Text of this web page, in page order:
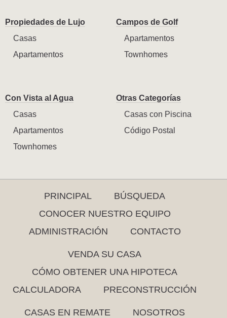
Propiedades de Lujo
Casas
Apartamentos
Campos de Golf
Apartamentos
Townhomes
Con Vista al Agua
Casas
Apartamentos
Townhomes
Otras Categorías
Casas con Piscina
Código Postal
PRINCIPAL
BÚSQUEDA
CONOCER NUESTRO EQUIPO
ADMINISTRACIÓN
CONTACTO
VENDA SU CASA
CÓMO OBTENER UNA HIPOTECA
CALCULADORA
PRECONSTRUCCIÓN
CASAS EN REMATE NOSOTROS